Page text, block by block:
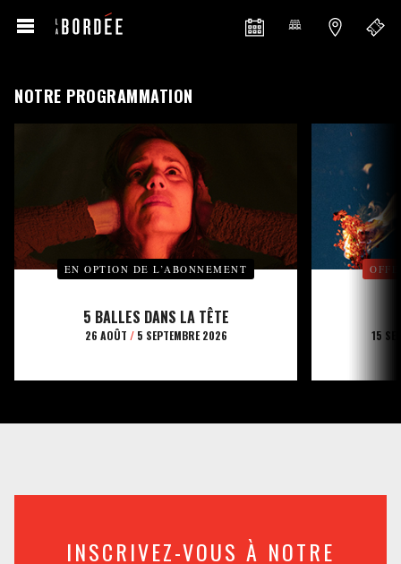
NOTRE PROGRAMMATION
EN OPTION DE L’ABONNEMENT
5 BALLES DANS LA TÊTE
26 AOÛT /5 SEPTEMBRE 2026 15
INSCRIVEZ-VOUS À NOTRE